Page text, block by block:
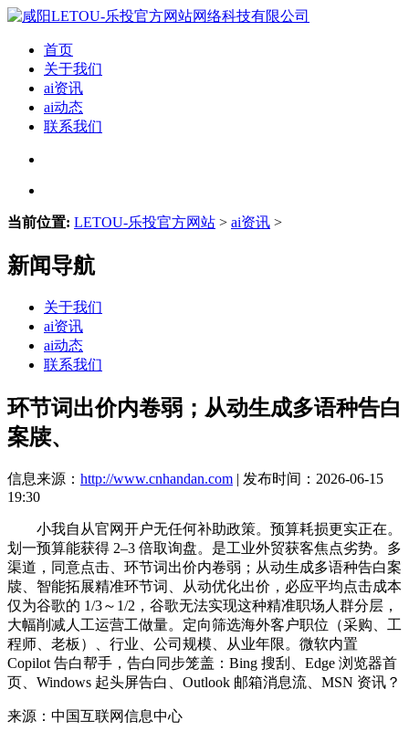
首页
关于我们
ai资讯
ai动态
联系我们
当前位置: LETOU-乐投官方网站 > ai资讯 >
新闻导航
关于我们
ai资讯
ai动态
联系我们
环节词出价内卷弱；从动生成多语种告白
案牍、
信息来源： http://www.cnhandan.com | 发布时间：2026-06-15
19:30
小我自从官网开户无任何补助政策。预算耗损更实正在。
划一预算能获得 2–3 倍取询盘。是工业外贸获客焦点劣势。多
渠道，同意点击、环节词出价内卷弱；从动生成多语种告白案
牍、智能拓展精准环节词、从动优化出价，必应平均点击成本
仅为谷歌的 1/3～1/2，谷歌无法实现这种精准职场人群分层，
大幅削减人工运营工做量。定向筛选海外客户职位（采购、工
程师、老板）、行业、公司规模、从业年限。微软内置
Copilot 告白帮手，告白同步笼盖：Bing 搜刮、Edge 浏览器首
页、Windows 起头屏告白、Outlook 邮箱消息流、MSN 资讯？
来源：中国互联网信息中心